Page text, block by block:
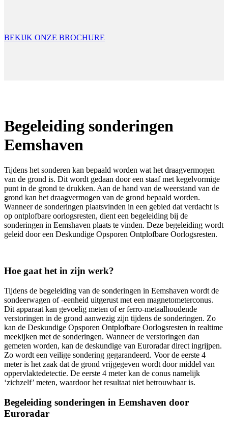
BEKIJK ONZE BROCHURE
Begeleiding sonderingen
Eemshaven
Tijdens het sonderen kan bepaald worden wat het draagvermogen
van de grond is. Dit wordt gedaan door een staaf met kegelvormige
punt in de grond te drukken. Aan de hand van de weerstand van de
grond kan het draagvermogen van de grond bepaald worden.
Wanneer de sonderingen plaatsvinden in een gebied dat verdacht is
op ontplofbare oorlogsresten, dient een begeleiding bij de
sonderingen in Eemshaven plaats te vinden. Deze begeleiding wordt
geleid door een Deskundige Opsporen Ontplofbare Oorlogsresten.
Hoe gaat het in zijn werk?
Tijdens de begeleiding van de sonderingen in Eemshaven wordt de
sondeerwagen of -eenheid uitgerust met een magnetometerconus.
Dit apparaat kan gevoelig meten of er ferro-metaalhoudende
verstoringen in de grond aanwezig zijn tijdens de sonderingen. Zo
kan de Deskundige Opsporen Ontplofbare Oorlogsresten in realtime
meekijken met de sonderingen. Wanneer de verstoringen dan
gemeten worden, kan de deskundige van Euroradar direct ingrijpen.
Zo wordt een veilige sondering gegarandeerd. Voor de eerste 4
meter is het zaak dat de grond vrijgegeven wordt door middel van
oppervlaktedetectie. De eerste 4 meter kan de conus namelijk
‘zichzelf’ meten, waardoor het resultaat niet betrouwbaar is.
Begeleiding sonderingen in Eemshaven door
Euroradar